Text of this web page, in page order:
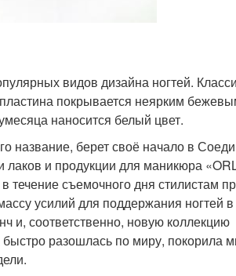
видов дизайна ногтей.
покрывается неярким
наносится белый цвет.
название, берет своё начало в
лаков и продукции для маникюра
течение съемочного дня стилистам
усилий для поддержания ногтей
соответственно, новую коллекцию
разошлась по миру, покорила